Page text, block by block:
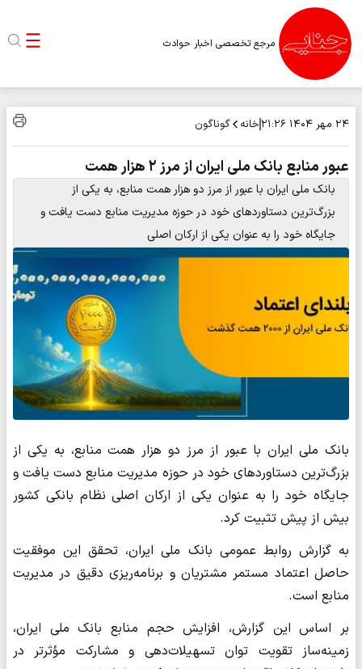
مرجع تخصصی اخبار حوادث
۲۴ مهر ۱۴۰۴ ۲۱:۲۶ خانه گوناگون
عبور منابع بانک ملی ایران از مرز ۲ هزار همت
بانک ملی ایران با عبور از مرز دو هزار همت منابع، به یکی از
بزرگ‌ترین دستاوردهای خود در حوزه مدیریت منابع دست یافت و
جایگاه خود را به عنوان یکی از ارکان اصلی
بانک ملی ایران با عبور از مرز دو هزار همت منابع، به یکی از
بزرگ‌ترین دستاوردهای خود در حوزه مدیریت منابع دست یافت و
جایگاه خود را به عنوان یکی از ارکان اصلی نظام بانکی کشور
بیش از پیش تثبیت کرد.
به گزارش روابط عمومی بانک ملی ایران، تحقق این موفقیت
حاصل اعتماد مستمر مشتریان و برنامه‌ریزی دقیق در مدیریت
منابع است.
بر اساس این گزارش، افزایش حجم منابع بانک ملی ایران،
زمینه‌ساز تقویت توان تسهیلات‌دهی و مشارکت مؤثرتر در